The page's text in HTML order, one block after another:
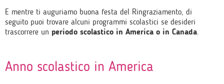
E mentre ti auguriamo buona festa del Ringraziamento, di
seguito puoi trovare alcuni programmi scolastici se desideri
trascorrere un periodo scolastico in America o in Canada.
Anno scolastico in America